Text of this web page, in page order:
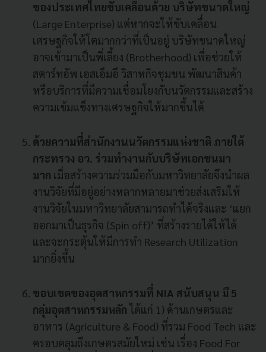
ของประเทศไทยขับเคลื่อนด้วย บริษัทขนาดใหญ่
(Large Enterprise) แต่หากจะให้ขับเคลื่อน
เศรษฐกิจให้โตมากกว่าที่เป็นอยู่ บริษัทขนาดใหญ่
อาจเข้ามาเป็นพี่เลี้ยง (Brotherhood) เพื่อช่วยให้
สตาร์ทอัพ เอสเอ็มอี วิสาหกิจชุมชน พัฒนาสินค้า
หรือบริการที่มีความเชื่อมโยงกับนวัตกรรมและสร้าง
ความเข้มแข็งทางเศรษฐกิจให้มากขึ้นได้
ด้วยความที่สำนักงานนวัตกรรมแห่งชาติ ภายใต้
กระทรวง อว. ร่วมทำงานกับบริษัทเอกชนมา
มาก เมื่อสร้างความร่วมมือกับมหาวิทยาลัยจึงนำผล
งานวิจัยที่มีอยู่อย่างหลากหลายมาช่วยส่งเสริมให้
งานวิจัยในมหาวิทยาลัยสามารถทำได้จริงและ ‘แยก
ออกมาเป็นธุรกิจ (Spin off)’ ที่สร้างรายได้ให้ได้
และจะกระตุ้นให้มีการทำ Research Utilization
มากยิ่งขึ้น
ขอบเขตของอุตสาหกรรมที่ NIA สนับสนุน มี 5
กลุ่มอุตสาหกรรมหลัก ได้แก่ 1) ด้านเกษตรและ
อาหาร (Agriculture & Food) ที่รวม Food Tech และ
ครอบคลุมถึงเกษตรสมัยใหม่ เช่น เรื่อง Food For